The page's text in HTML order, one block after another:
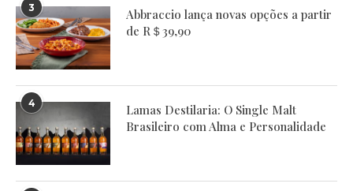
3
Abbraccio lança novas opções a partir
de R＄39,90
4
Lamas Destilaria: O Single Malt
Brasileiro com Alma e Personalidade